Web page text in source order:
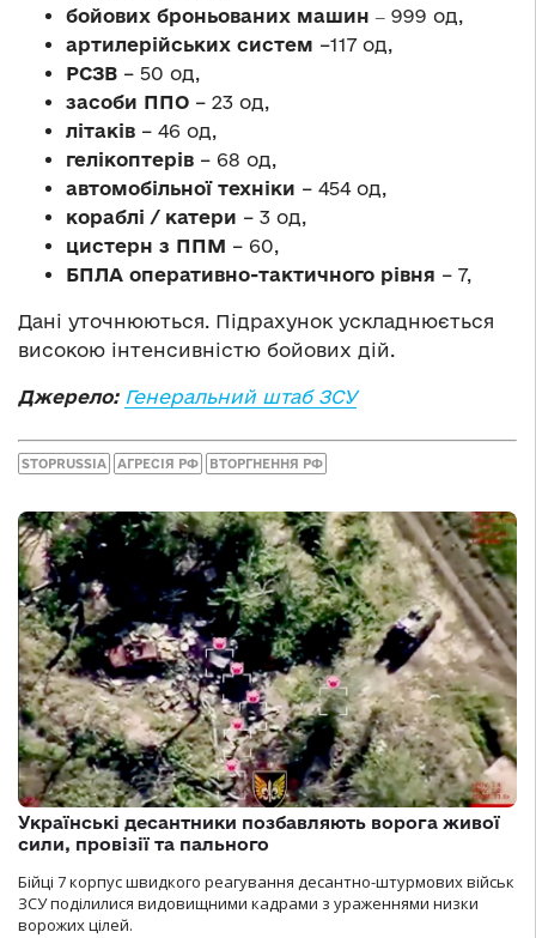
бойових броньованих машин ‒ 999 од,
артилерійських систем –117 од,
РСЗВ – 50 од,
засоби ППО – 23 од,
літаків – 46 од,
гелікоптерів – 68 од,
автомобільної техніки – 454 од,
кораблі / катери – 3 од,
цистерн з ППМ – 60,
БПЛА оперативно-тактичного рівня – 7,
Дані уточнюються. Підрахунок ускладнюється
високою інтенсивністю бойових дій.
Джерело: Генеральний штаб ЗСУ
STOPRUSSIA АГРЕСІЯ РФ ВТОРГНЕННЯ РФ
Українські десантники позбавляють ворога живої
сили, провізії та пального
Бійці 7 корпус швидкого реагування десантно-штурмових військ
ЗСУ поділилися видовищними кадрами з ураженнями низки
ворожих цілей.